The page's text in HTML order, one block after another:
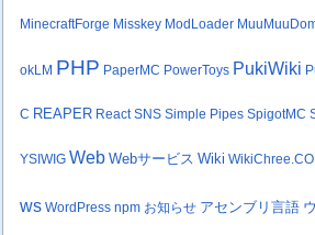
MinecraftForge Misskey ModLoader
okLM PHP PaperMC PowerToys PukiWiki
C REAPER React SNS Simple Pipes SpigotMC
YSIWIG Web Webサービス Wiki
ws WordPress npm お知らせ アセンブリ言語